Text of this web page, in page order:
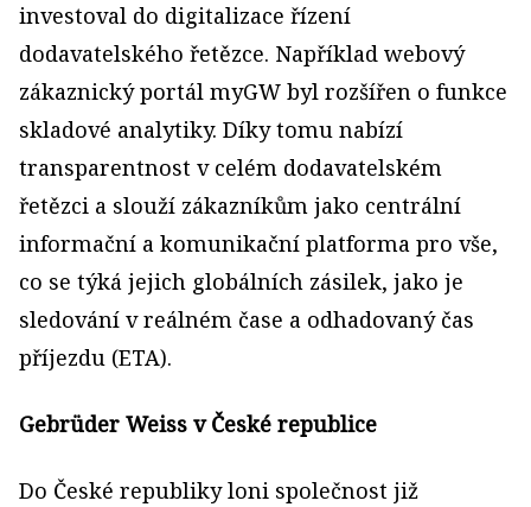
investoval do digitalizace řízení
dodavatelského řetězce. Například webový
zákaznický portál myGW byl rozšířen o funkce
skladové analytiky. Díky tomu nabízí
transparentnost v celém dodavatelském
řetězci a slouží zákazníkům jako centrální
informační a komunikační platforma pro vše,
co se týká jejich globálních zásilek, jako je
sledování v reálném čase a odhadovaný čas
příjezdu (ETA).
Gebrüder Weiss v České republice
Do České republiky loni společnost již